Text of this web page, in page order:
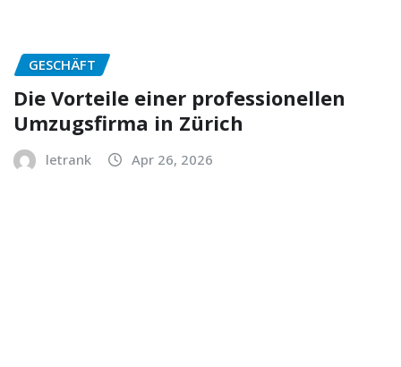
GESCHÄFT
Die Vorteile einer professionellen
Umzugsfirma in Zürich
letrank Apr 26, 2026